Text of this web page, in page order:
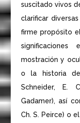
suscitado vivos
clarificar
firme propósito
mostración y
o la historia de
Schneider, E.
Gadamer), así
Ch. S. Peirce) o